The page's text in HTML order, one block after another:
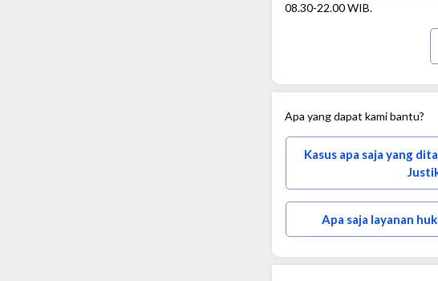
08.30-22.00 WIB.
Apa yang dapat kami bantu?
Kasus apa saja yang
Apa saja layanan